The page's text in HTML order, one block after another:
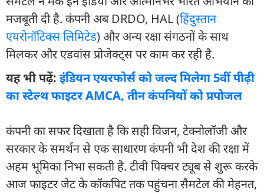
मजबूती दी है. कंपनी अब DRDO, HAL (हिंदुस्तान
एयरोनॉटिक्स लिमिटेड) और अन्य रक्षा संगठनों के साथ
मिलकर और एडवांस प्रोजेक्ट्स पर काम कर रही है.
यह भी पढ़ें: इंडियन एयरफोर्स को जल्द मिलेगा 5वीं पीढ़ी
का स्टेल्थ फाइटर AMCA, तीन कंपनियों को प्रपोजल
कंपनी का सफर दिखाता है कि सही विजन, टेक्नोलॉजी और
सरकार के समर्थन से एक साधारण कंपनी भी देश की रक्षा में
अहम भूमिका निभा सकती है. टीवी पिक्चर ट्यूब से शुरू करके
आज फाइटर जेट के कॉकपिट तक पहुंचना सैमटेल की मेहनत,